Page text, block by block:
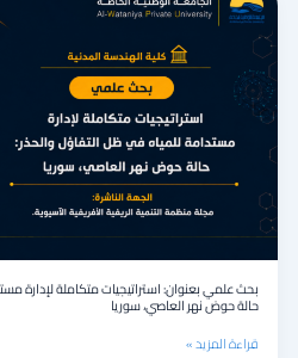
بحث علمي بعنوان: استراتيجيات متكاملة لإدارة
حالة حوض نهر العاصي، سوريا
علمي
بعنوان:
استراتيجيات
متكاملة
لإدارة
مستدامة
للمياه
نهر
العاصي،
سوريا
قراءة المزيد »